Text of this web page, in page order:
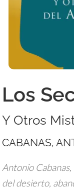
Los
Y Otros
CABANAS,
Antonio
del desierto,